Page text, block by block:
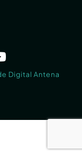
Digital Antena